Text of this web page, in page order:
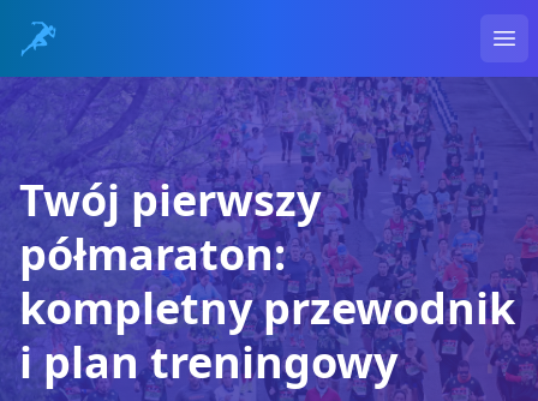
Twój pierwszy
półmaraton:
kompletny przewodnik
i plan treningowy